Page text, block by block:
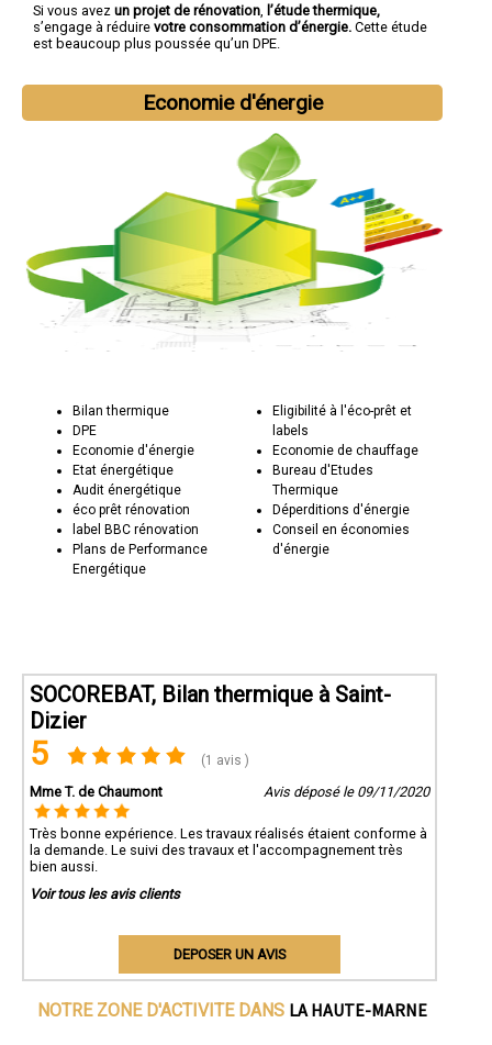
Si vous avez un projet de rénovation l’étude thermique,
s’engage à réduire votre consommation d’énergie. Cette étude
est beaucoup plus poussée qu’un DPE.
Economie d'énergie
Bilan thermique
DPE
Economie d'énergie
Etat énergétique
Audit énergétique
éco prêt rénovation
label BBC rénovation
Plans de Performance
Energétique
Eligibilité à l'éco-prêt et
labels
Economie de chauffage
Bureau d'Etudes
Thermique
Déperditions d'énergie
Conseil en économies
d'énergie
SOCOREBAT, Bilan thermique à Saint-
Dizier
5 (1 avis )
Mme T. de Chaumont Avis déposé le 09/11/2020
Très bonne expérience. Les travaux réalisés étaient conforme à
la demande. Le suivi des travaux et l'accompagnement très
bien aussi.
Voir tous les avis clients
DEPOSER UN AVIS
NOTRE ZONE D'ACTIVITE DANS LA HAUTE-MARNE